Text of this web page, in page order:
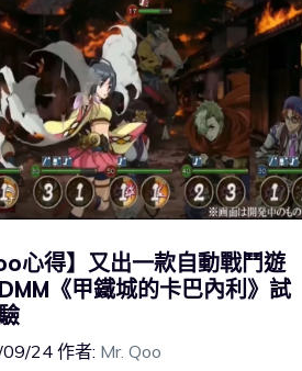
心得】又出一款自動戰鬥遊
《甲鐵城的卡巴內利》試
24 作者: Mr. Qoo